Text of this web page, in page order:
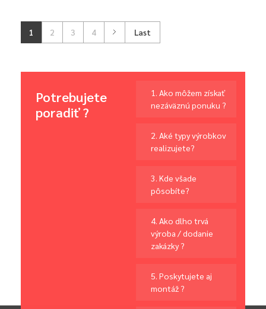
1 2 3 4 Last
Potrebujete
poradiť ?
1. Ako môžem získať
nezáväznú ponuku ?
2. Aké typy výrobkov
realizujete?
3. Kde všade
pôsobíte?
4. Ako dlho trvá
výroba / dodanie
zakázky ?
5. Poskytujete aj
montáž ?